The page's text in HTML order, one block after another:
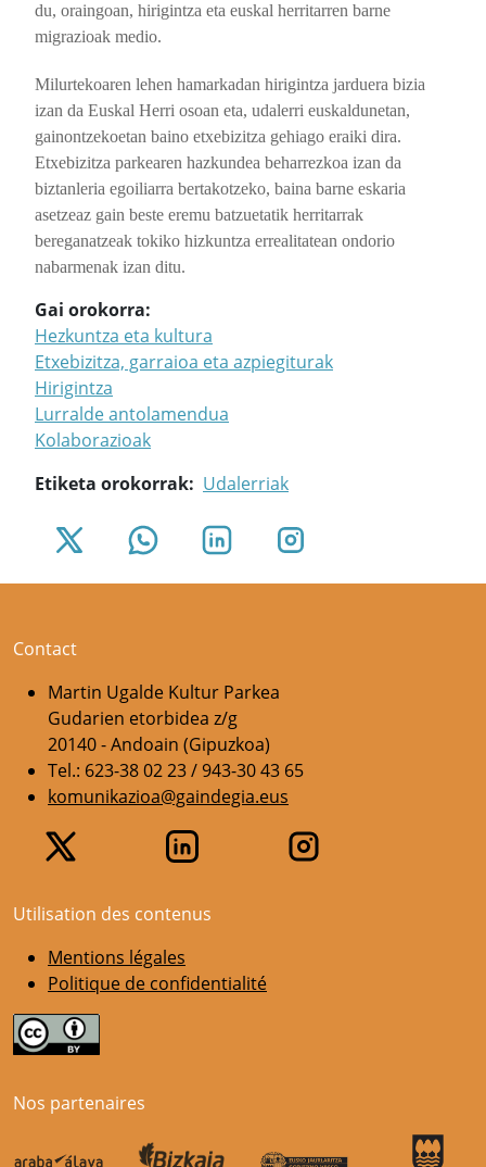
du, oraingoan, hirigintza eta euskal herritarren barne
migrazioak medio.
Milurtekoaren lehen hamarkadan hirigintza jarduera bizia
izan da Euskal Herri osoan eta, udalerri euskaldunetan,
gainontzekoetan baino etxebizitza gehiago eraiki dira.
Etxebizitza parkearen hazkundea beharrezkoa izan da
biztanleria egoiliarra bertakotzeko, baina barne eskaria
asetzeaz gain beste eremu batzuetatik herritarrak
bereganatzeak tokiko hizkuntza errealitatean ondorio
nabarmenak izan ditu.
Gai orokorra
Hezkuntza eta kultura
Etxebizitza, garraioa eta azpiegiturak
Hirigintza
Lurralde antolamendua
Kolaborazioak
Etiketa orokorrak
Udalerriak
Contact
Martin Ugalde Kultur Parkea
Gudarien etorbidea z/g
20140 - Andoain (Gipuzkoa)
Tel.: 623-38 02 23 / 943-30 43 65
komunikazioa@gaindegia.eus
Utilisation des contenus
Mentions légales
Politique de confidentialité
Nos partenaires